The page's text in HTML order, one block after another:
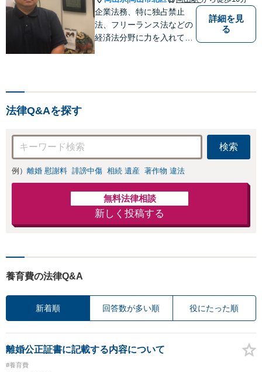
企業法務、特に独占禁止
法、フリーランス法などの
経済法分野に力を入れてい
詳細を見
る
法律Q&Aを探す
検索
例） 離婚 慰謝料 誹謗中傷 相続 遺産 著作物 違法
無料法律相談
新しく投稿する
養育費の法律Q&A
新着順 回答数が多い順 役にたった順
離婚公正証書に記載する内容について
#養育費